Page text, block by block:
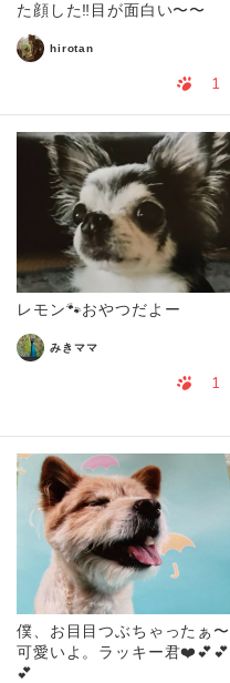
た顔した‼️目が面白い〜〜
hirotan
1
レモン🐾おやつだよー
みきママ
1
僕、お目目つぶちゃったぁ〜
可愛いよ。ラッキー君❤️💕💕
💕